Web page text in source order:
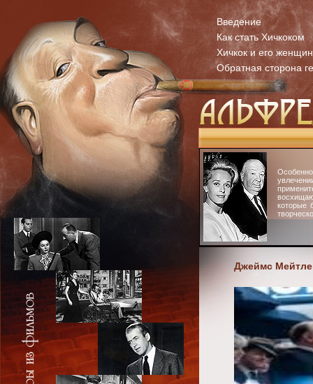
Введение
Как стать Хичкоком
Хичкок и его
Обратная сторона
которые
Джеймс